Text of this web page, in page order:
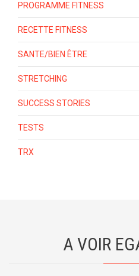
PROGRAMME FITNESS
RECETTE FITNESS
SANTE/BIEN ÊTRE
STRETCHING
SUCCESS STORIES
TESTS
TRX
A VOIR